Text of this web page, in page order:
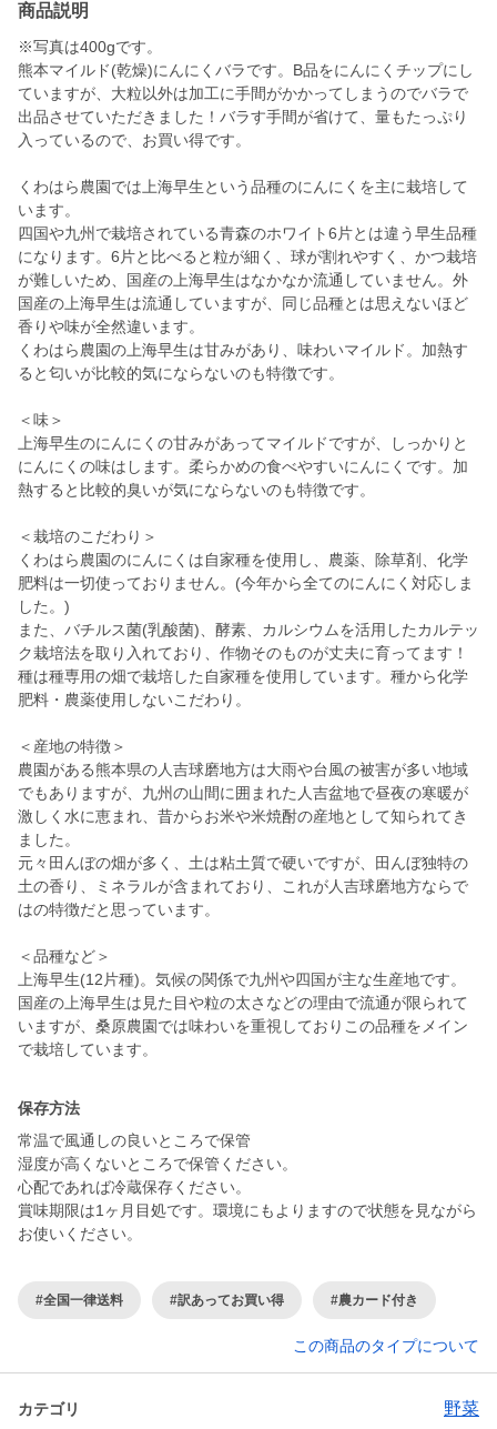
商品説明
※写真は400gです。
熊本マイルド(乾燥)にんにくバラです。B品をにんにくチップにし
ていますが、大粒以外は加工に手間がかかってしまうのでバラで
出品させていただきました！バラす手間が省けて、量もたっぷり
入っているので、お買い得です。
くわはら農園では上海早生という品種のにんにくを主に栽培して
います。
四国や九州で栽培されている青森のホワイト6片とは違う早生品種
になります。6片と比べると粒が細く、球が割れやすく、かつ栽培
が難しいため、国産の上海早生はなかなか流通していません。外
国産の上海早生は流通していますが、同じ品種とは思えないほど
香りや味が全然違います。
くわはら農園の上海早生は甘みがあり、味わいマイルド。加熱す
ると匂いが比較的気にならないのも特徴です。
＜味＞
上海早生のにんにくの甘みがあってマイルドですが、しっかりと
にんにくの味はします。柔らかめの食べやすいにんにくです。加
熱すると比較的臭いが気にならないのも特徴です。
＜栽培のこだわり＞
くわはら農園のにんにくは自家種を使用し、農薬、除草剤、化学
肥料は一切使っておりません。(今年から全てのにんにく対応しま
した。)
また、バチルス菌(乳酸菌)、酵素、カルシウムを活用したカルテッ
ク栽培法を取り入れており、作物そのものが丈夫に育ってます！
種は種専用の畑で栽培した自家種を使用しています。種から化学
肥料・農薬使用しないこだわり。
＜産地の特徴＞
農園がある熊本県の人吉球磨地方は大雨や台風の被害が多い地域
でもありますが、九州の山間に囲まれた人吉盆地で昼夜の寒暖が
激しく水に恵まれ、昔からお米や米焼酎の産地として知られてき
ました。
元々田んぼの畑が多く、土は粘土質で硬いですが、田んぼ独特の
土の香り、ミネラルが含まれており、これが人吉球磨地方ならで
はの特徴だと思っています。
＜品種など＞
上海早生(12片種)。気候の関係で九州や四国が主な生産地です。
国産の上海早生は見た目や粒の太さなどの理由で流通が限られて
いますが、桑原農園では味わいを重視しておりこの品種をメイン
で栽培しています。
保存方法
常温で風通しの良いところで保管
湿度が高くないところで保管ください。
心配であれば冷蔵保存ください。
賞味期限は1ヶ月目処です。環境にもよりますので状態を見ながら
お使いください。
#全国一律送料 #訳あってお買い得 #農カード付き
この商品のタイプについて
カテゴリ 野菜